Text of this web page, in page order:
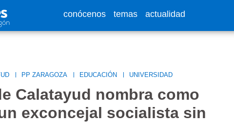
conócenos temas actualidad
| PP ZARAGOZA | EDUCACIÓN | UNIVERSIDAD
Calatayud nombra como
exconcejal socialista sin